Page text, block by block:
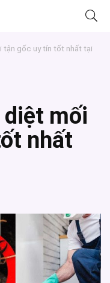
gốc uy tín tốt nhất tại
diệt mối
nhất